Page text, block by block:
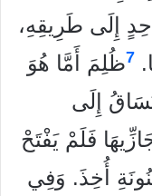
إِلَى طَرِيقِهِ،
7ظُلِمَ أَمَّا هُوَ
إِلَى
فَلَمْ يَفْتَحْ
أُخِذَ. وَفِي